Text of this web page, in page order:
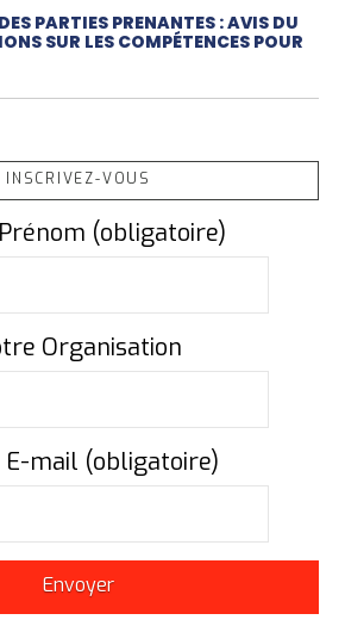
PARTIES PRENANTES : AVIS DU
SUR LES COMPÉTENCES POUR
INSCRIVEZ-VOUS
(obligatoire)
Organisation
mail (obligatoire)